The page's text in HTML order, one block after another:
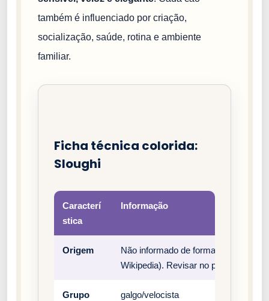
também é influenciado por criação,
socialização, saúde, rotina e ambiente
familiar.
Ficha técnica colorida:
Sloughi
Caracterí
stica
Informação
Origem
Não informado de forma estruturada
Wikipedia). Revisar no padrão oficial
Grupo galgo/velocista